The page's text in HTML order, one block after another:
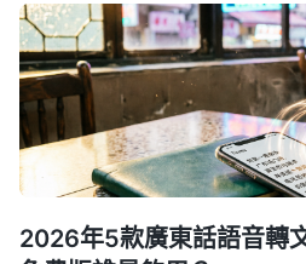
2026年5款廣東話語音轉